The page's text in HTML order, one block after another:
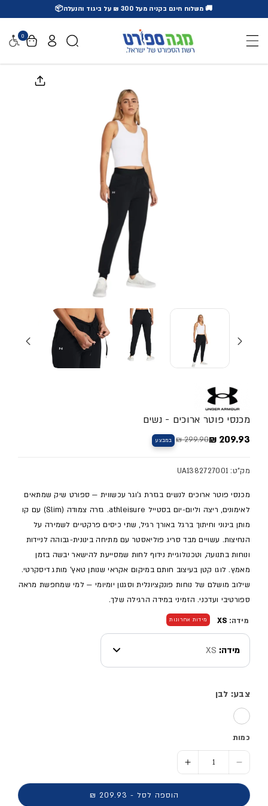
🚚 משלוח חינם בקניה מעל 300 ₪ על ביגוד והנעלה📦
0
מכנסי פוטר ארוכים - נשים
מחיר מבצע
209.93 ₪
מחיר מלא 299.90 ₪ במבצע
מק"ט: UA1382727001
מכנסי פוטר ארוכים לנשים בגזרת ג'וגר עכשווית — ספורט שיק שמתאים
לאימונים, ריצה וליום-יום בסטייל athleisure. גזרה צמודה (Slim) עם קו
מותן בינוני וחיתוך ברגל באורך רגיל, שתי כיסים פרקטיים לשמירה על
הנחיצות. עשויים מבד סריג פוליאסטר עם מתיחה בינונית-גבוהה לניידות
ונוחות בתנועה, וטכנולוגיית נידוף לחות שמסייעת להישאר יבשה בזמן
מאמץ. לוגו קטן בעיצוב חותם במיקום אקראי שנותן טאץ' מותג דיסקרטי.
שילוב מושלם של נוחות פונקציונלית וסגנון יומיומי — למי שמחפשת מראה
ספורטיבי ועדכני. הזמיני במידה הרגילה שלך.
מידה: XS מידות אחרונות
מידה: XS
צבע: לבן
כמות
הסר כמות ל- מכנסי פוטר ארוכים - נשים
הוסף כמות ל- מכנסי פוטר ארוכים - נשים
הוספה לסל - 209.93 ₪